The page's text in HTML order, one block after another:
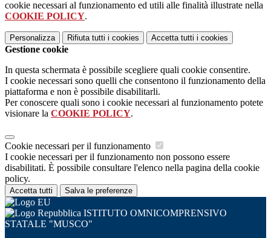
cookie necessari al funzionamento ed utili alle finalità illustrate nella
COOKIE POLICY.
Personalizza Rifiuta tutti i cookies Accetta tutti i cookies
Gestione cookie
In questa schermata è possibile scegliere quali cookie consentire.
I cookie necessari sono quelli che consentono il funzionamento della
piattaforma e non è possibile disabilitarli.
Per conoscere quali sono i cookie necessari al funzionamento potete
visionare la COOKIE POLICY.
Cookie necessari per il funzionamento
I cookie necessari per il funzionamento non possono essere
disabilitati. È possibile consultare l'elenco nella pagina della cookie
policy.
Accetta tutti Salva le preferenze
ISTITUTO OMNICOMPRENSIVO
STATALE "MUSCO"